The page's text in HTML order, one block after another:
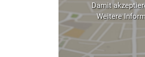
Damit
Weitere